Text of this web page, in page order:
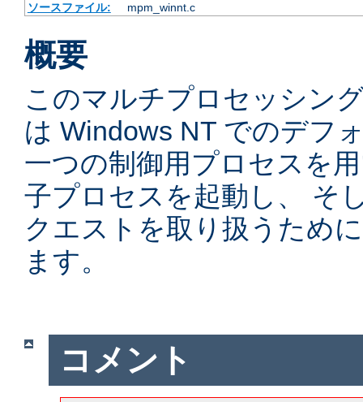
ソースファイル:
mpm_winnt.c
概要
このマルチプロセッシン
は Windows NT でのデフ
一つの制御用プロセスを
子プロセスを起動し、 そ
クエストを取り扱うため
ます。
コメント